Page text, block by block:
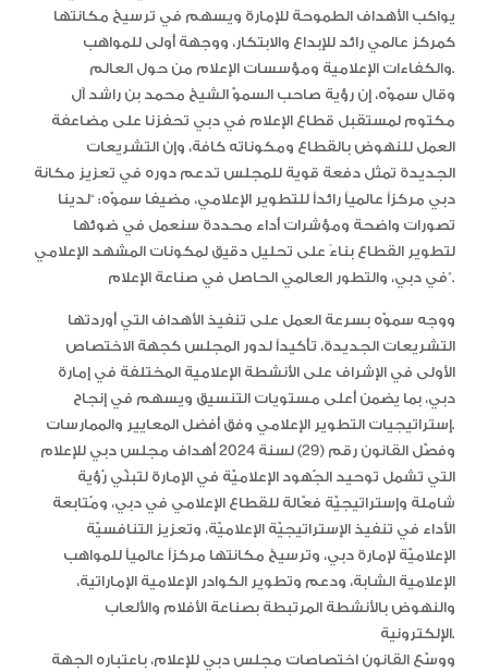
يواكب الأهداف الطموحة للإمارة ويسهم في ترسيخ مكانتها
كمركز عالمي رائد للإبداع والابتكار، ووجهة أولى للمواهب
والكفاءات الإعلامية ومؤسسات الإعلام من حول العالم.
وقال سموّه، إن رؤية صاحب السموّ الشيخ محمد بن راشد آل
مكتوم لمستقبل قطاع الإعلام في دبي تحفزنا على مضاعفة
العمل للنهوض بالقطاع ومكوناته كافة، وإن التشريعات
الجديدة تمثل دفعة قوية للمجلس تدعم دوره في تعزيز مكانة
دبي مركزاً عالمياً رائداً للتطوير الإعلامي، مضيفا سموّه: “لدينا
تصورات واضحة ومؤشرات أداء محددة سنعمل في ضوئها
لتطوير القطاع بناءً على تحليل دقيق لمكونات المشهد الإعلامي
في دبي، والتطور العالمي الحاصل في صناعة الإعلام”.
ووجه سموّه بسرعة العمل على تنفيذ الأهداف التي أوردتها
التشريعات الجديدة، تأكيداً لدور المجلس كجهة الاختصاص
الأولى في الإشراف على الأنشطة الإعلامية المختلفة في إمارة
دبي، بما يضمن أعلى مستويات التنسيق ويسهم في إنجاح
إستراتيجيات التطوير الإعلامي وفق أفضل المعايير والممارسات.
وفصّل القانون رقم (29) لسنة 2024 أهداف مجلس دبي للإعلام
التي تشمل توحيد الجُهود الإعلاميّة في الإمارة لتبنّي رُؤية
شاملة وإستراتيجيّة فعّالة للقطاع الإعلامي في دبي، ومُتابعة
الأداء في تنفيذ الإستراتيجيّة الإعلاميّة، وتعزيز التنافسيّة
الإعلاميّة لإمارة دبي، وترسيخ مكانتها مركزاً عالمياً للمواهب
الإعلامية الشابة، ودعم وتطوير الكوادر الإعلامية الإماراتية،
والنهوض بالأنشطة المرتبطة بصناعة الأفلام والألعاب
الإلكترونية.
ووسّع القانون اختصاصات مجلس دبي للإعلام، باعتباره الجهة